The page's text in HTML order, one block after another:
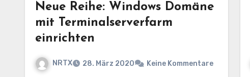
Neue Reihe: Windows Domäne
mit Terminalserverfarm
einrichten
NRTX 28. März 2020 Keine Kommentare